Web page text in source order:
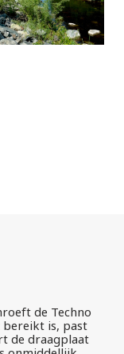
de Techno
bereikt is, past
de draagplaat